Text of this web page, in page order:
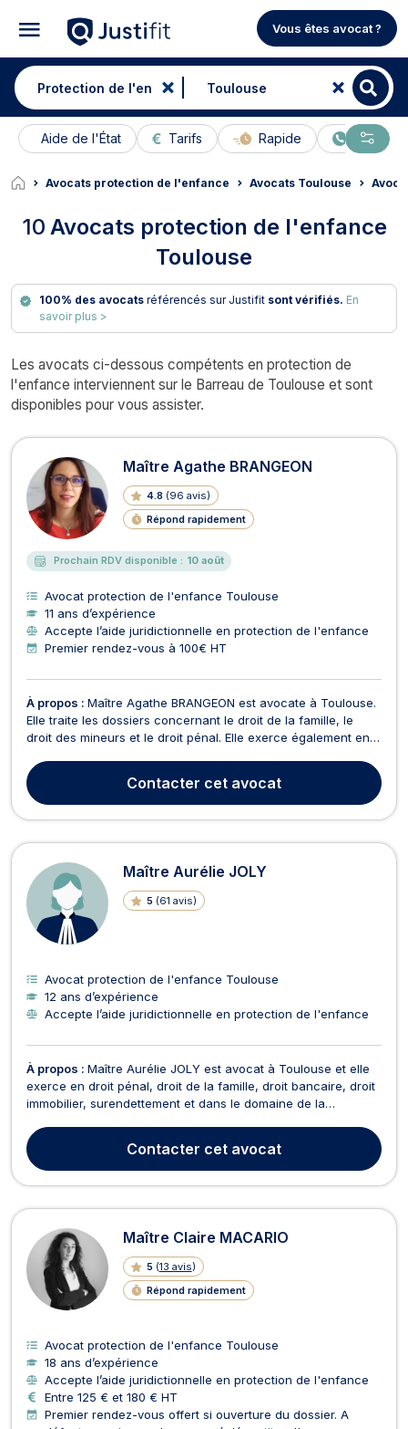
Vous êtes avocat ?
Aide de l'État Tarifs Rapide En ligne
Avocats protection de l'enfance Avocats Toulouse
10 Avocats protection de l'enfance
Toulouse
100% des avocatsréférencés sur Justifit sont vérifiés. En
savoir plus >
Les avocats ci-dessous compétents en protection de
l'enfance interviennent sur le Barreau de Toulouse et sont
disponibles pour vous assister.
Avocats en protection de l'enfance
Maître Agathe BRANGEON
4.8 (96 avis)
Répond rapidement
Prochain RDV disponible : 10 août
Avocat protection de l'enfance Toulouse
11 ans d’expérience
Accepte l’aide juridictionnelle en protection de l'enfance
Premier rendez-vous à 100€ HT
À propos : Maître Agathe BRANGEON est avocate à Toulouse.
Elle traite les dossiers concernant le droit de la famille, le
droit des mineurs et le droit pénal. Elle exerce également en
regroupement familial, nationalité, demande de naturalisation,
... N'hésitez pas à la contacter pou...
Contacter cet avocat
Maître Aurélie JOLY
5 (61 avis)
Avocat protection de l'enfance Toulouse
12 ans d’expérience
Accepte l’aide juridictionnelle en protection de l'enfance
À propos : Maître Aurélie JOLY est avocat à Toulouse et elle
exerce en droit pénal, droit de la famille, droit bancaire, droit
immobilier, surendettement et dans le domaine de la
droit pénal, pour toutes infractions, contraventionnelles,
délictuelles ou criminelles dans le cadr...
Contacter cet avocat
Maître Claire MACARIO
5 (13 avis)
Répond rapidement
Avocat protection de l'enfance Toulouse
18 ans d’expérience
Accepte l’aide juridictionnelle en protection de l'enfance
Entre 125 € et 180 € HT
Premier rendez-vous offert si ouverture du dossier. A